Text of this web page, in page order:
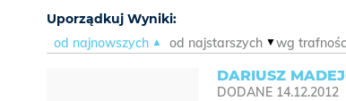
Uporządkuj Wyniki:
od najnowszych
od najstarszych wg
DARIUSZ
DODANE 14.12.2012